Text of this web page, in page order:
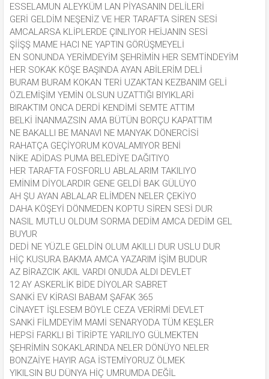
ESSELAMUN ALEYKÜM LAN PİYASANIN DELİLERİ
GERİ GELDİM NEŞENİZ VE HER TARAFTA SİREN SESİ
AMCALARSA KLİPLERDE ÇINLIYOR HEİJANIN SESİ
ŞİİŞŞ MAME HACI NE YAPTIN GÖRÜŞMEYELİ
EN SONUNDA YERİMDEYİM ŞEHRİMİN HER SEMTİNDEYİM
HER SOKAK KÖŞE BAŞINDA AYAN ABİLERİM DELİ
BURAM BURAM KOKAN TERİ UZAKTAN KEZBANIM GELİ
ÖZLEMİŞİM YEMİN OLSUN UZATTIĞI BIYIKLARİ
BIRAKTIM ONCA DERDİ KENDİMİ SEMTE ATTIM
BELKİ İNANMAZSIN AMA BÜTÜN BORÇU KAPATTIM
NE BAKALLI BE MANAVI NE MANYAK DÖNERCİSİ
RAHATÇA GEÇİYORUM KOVALAMIYOR BENİ
NİKE ADİDAS PUMA BELEDİYE DAĞITIYO
HER TARAFTA FOSFORLU ABLALARIM TAKILIYO
EMİNİM DİYOLARDIR GENE GELDİ BAK GÜLÜYO
AH ŞU AYAN ABLALAR ELİMDEN NELER ÇEKİYO
DAHA KÖŞEYİ DÖNMEDEN KOPTU SİREN SESİ DUR
NASIL MUTLU OLDUM SORMA DEDİM AMCA DEDİM GEL
BUYUR
DEDİ NE YÜZLE GELDİN OLUM AKILLI DUR USLU DUR
HİÇ KUSURA BAKMA AMCA YAZARIM İŞİM BUDUR
AZ BİRAZCIK AKIL VARDI ONUDA ALDI DEVLET
12 AY ASKERLİK BİDE DİYOLAR SABRET
SANKİ EV KİRASI BABAM ŞAFAK 365
CİNAYET İŞLESEM BÖYLE CEZA VERİRMİ DEVLET
SANKİ FİLMDEYİM MAMİ SENARYODA TÜM KEŞLER
HEPSİ FARKLI Bİ TİRİPTE YARILIYO GÜLMEKTEN
ŞEHRİMİN SOKAKLARINDA NELER DÖNÜYO NELER
BONZAİYE HAYIR AGA İSTEMİYORUZ ÖLMEK
YIKILSIN BU DÜNYA HİÇ UMRUMDA DEĞİL